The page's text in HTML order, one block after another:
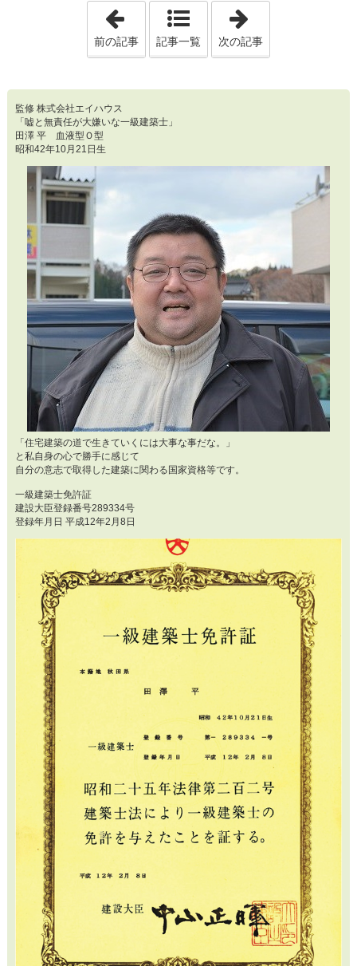
「第3051回 ターゲットをロックオンし
前の記事 記事一覧 次の記事
監修 株式会社エイハウス
「嘘と無責任が大嫌いな一級建築士」
田澤 平 血液型Ｏ型
昭和42年10月21日生
「住宅建築の道で生きていくには大事な事だな。」
と私自身の心で勝手に感じて
自分の意志で取得した建築に関わる国家資格等です。
一級建築士免許証
建設大臣登録番号289334号
登録年月日 平成12年2月8日